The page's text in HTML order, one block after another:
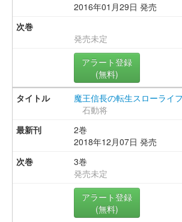
2016年01月29日 発売
発売未定
アラート登録
(無料)
魔王信長の転生スローライフ
石動将
2巻
2018年12月07日 発売
3巻
発売未定
アラート登録
(無料)